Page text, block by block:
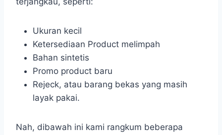
Ukuran kecil
Ketersediaan Product melimpah
Bahan sintetis
Promo product baru
Rejeck, atau barang bekas yang masih
layak pakai.
Nah, dibawah ini kami rangkum beberapa